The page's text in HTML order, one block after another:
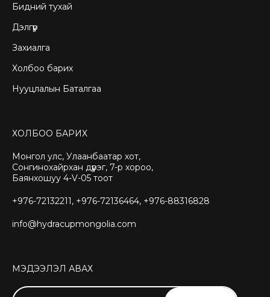
ХОЛБОО БАРИХ
Монгол улс, Улаанбаатар хот,
Сонгинохайрхан дүүрэг, 7-р хороо,
Баянхошуу 4-V-05 тоот
+976-72132211, +976-72136464, +976-88316828
info@hydracupmongolia.com
Бидний тухай
Дэлгүүр
Захиалга
Холбоо барих
Нууцлалын Баталгаа
МЭДЭЭЛЭЛ АВАХ